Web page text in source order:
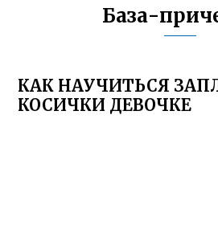
База-
КАК НАУЧИТЬСЯ
КОСИЧКИ ДЕВОЧКЕ